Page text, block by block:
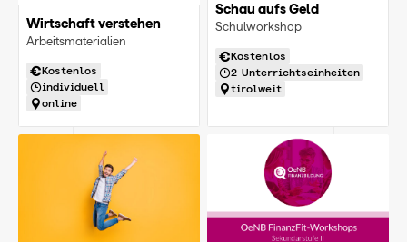
Wirtschaft verstehen
Arbeitsmaterialien
Kostenlos
individuell
online
Schau aufs Geld
Schulworkshop
Kostenlos
2 Unterrichtseinheiten
tirolweit